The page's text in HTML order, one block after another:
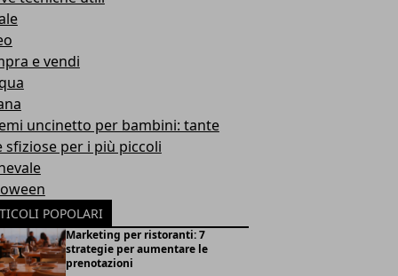
e vendi
uncinetto per bambini: tante
sfiziose per i più piccoli
POPOLARI
Marketing per ristoranti: 7
strategie per aumentare le
prenotazioni